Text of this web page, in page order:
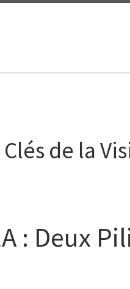
Clés de la
: Deux